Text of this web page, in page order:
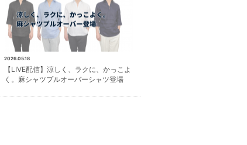
2026.05.18
【LIVE配信】涼しく、ラクに、かっこよ
く。麻シャツプルオーバーシャツ登場